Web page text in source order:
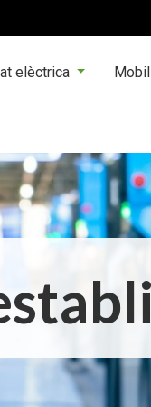
elèctrica